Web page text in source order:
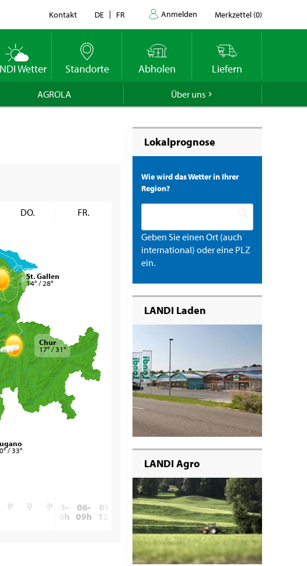
Kontakt DE FR Anmelden Merkzettel (0)
Wetter Standorte Abholen Liefern
AGROLA Über uns
DO. FR.
/ 33°
St. Gallen
14° / 28°
Chur
17° / 31°
18 21 24
00-
03-
06h
06-
09h
09-
12h
12-
15h
15-
18h
18-
21h
21-
24h
Lokalprognose
Wie wird das Wetter in Ihrer
Region?
Geben Sie einen Ort (auch
international) oder eine PLZ
ein.
LANDI Laden
LANDI Agro
benötigen wir
Für
Geburtsdatums